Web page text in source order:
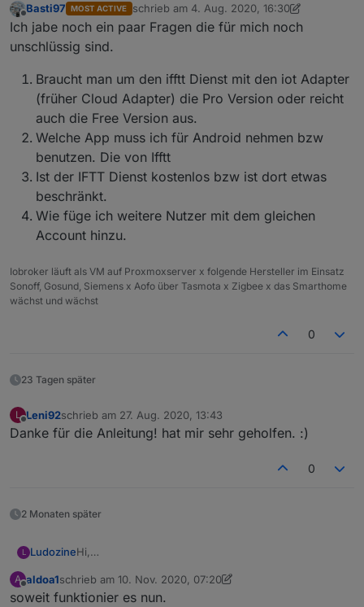
Offline
Basti97 MOST ACTIVE schrieb am 4. Aug. 2020, 16:30
zuletzt editiert von Basti978. Apr. 2020, 18:35
Ich jabe noch ein paar Fragen die für mich noch
unschlüssig sind.
Braucht man um den ifftt Dienst mit den iot Adapter
(früher Cloud Adapter) die Pro Version oder reicht
auch die Free Version aus.
Welche App muss ich für Android nehmen bzw
benutzen. Die von Ifftt
Ist der IFTT Dienst kostenlos bzw ist dort etwas
beschränkt.
Wie füge ich weitere Nutzer mit dem gleichen
Account hinzu.
Iobroker läuft als VM auf Proxmoxserver x folgende Hersteller im Einsatz
Sonoff, Gosund, Siemens x Aofo über Tasmota x Zigbee x das Smarthome
wächst und wächst
0
23 Tagen später
L
Offline
Leni92schrieb am 27. Aug. 2020, 13:43
zuletzt editiert von
Danke für die Anleitung! hat mir sehr geholfen. :)
0
2 Monaten später
L LudozineHi,
ich habe soweit iftt eingerichtet, wenn ich die URL im
Browser eingebe um zu testen, steht dort nur "null".
A
Offline
aldoa1schrieb am 10. Nov. 2020, 07:20
zuletzt editiert von aldoa111. Nov. 2020, 22:35
soweit funktionier es nun.